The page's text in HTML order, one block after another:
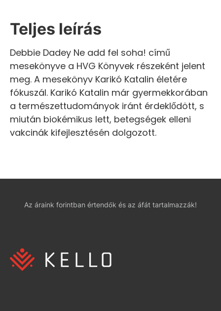
Teljes leírás
Debbie Dadey Ne add fel soha! című
mesekönyve a HVG Könyvek részeként jelent
meg. A mesekönyv Karikó Katalin életére
fókuszál. Karikó Katalin már gyermekkorában
a természettudományok iránt érdeklődött, s
miután biokémikus lett, betegségek elleni
vakcinák kifejlesztésén dolgozott.
Az áraink forintban értendők és az áfát tartalmazzák!